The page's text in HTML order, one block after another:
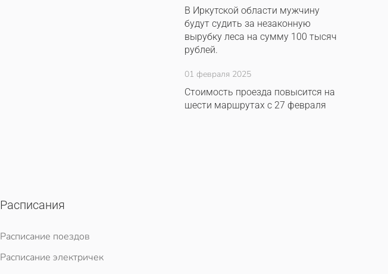
В Иркутской области мужчину
будут судить за незаконную
вырубку леса на сумму 100 тысяч
рублей.
01 февраля 2025
Стоимость проезда повысится на
шести маршрутах с 27 февраля
Расписания
Расписание поездов
Расписание электричек